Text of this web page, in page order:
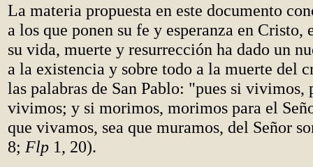
La materia propuesta en este documento
a los que ponen su fe y esperanza en Cristo,
su vida, muerte y resurrección ha dado un
a la existencia y sobre todo a la muerte del
las palabras de San Pablo: "pues si vivimos,
vivimos; y si morimos, morimos para el
que vivamos, sea que muramos, del Señor
8; Flp 1, 20).